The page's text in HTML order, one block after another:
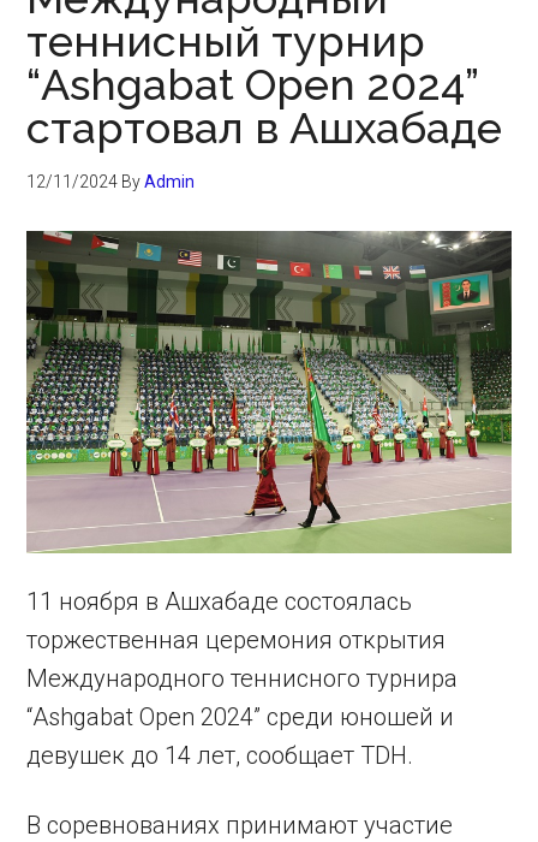
теннисный турнир
“Ashgabat Open 2024”
стартовал в Ашхабаде
12/11/2024 ByAdmin
11 ноября в Ашхабаде состоялась
торжественная церемония открытия
Международного теннисного турнира
“Ashgabat Open 2024” среди юношей и
девушек до 14 лет, сообщает TDH.
В соревнованиях принимают участие